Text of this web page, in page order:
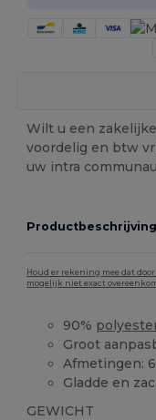
Wilt u een
voordelig en btw
uw intra
Productbeschrijving
Houd er rekening mee dat
mogelijk niet exact
90%
Groot
Afmetingen:
Gladde en
GEWICHT